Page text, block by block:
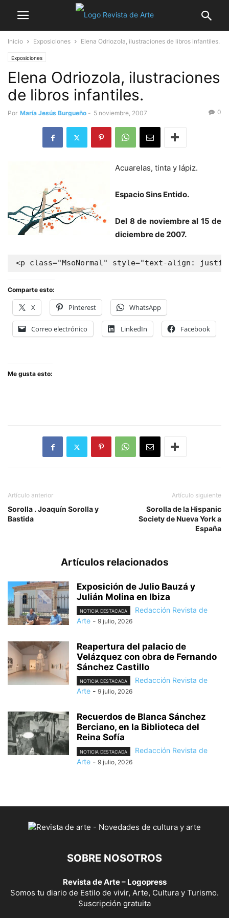
Inicio Exposiciones Elena Odriozola, ilustraciones de libros infantiles.
Exposiciones
Elena Odriozola, ilustraciones
de libros infantiles.
Por María Jesús Burgueño - 5 noviembre, 2007 0
Acuarelas, tinta y lápiz.
Espacio Sins Entido.
Del 8 de noviembre al 15 de
diciembre de 2007.
Comparte esto:
X Pinterest WhatsApp
Correo electrónico LinkedIn Facebook
Me gusta esto:
Artículo anterior
Sorolla . Joaquín Sorolla y
Bastida
Artículo siguiente
Sorolla de la Hispanic
Society de Nueva York a
España
Artículos relacionados
Exposición de Julio Bauzá y
Julián Molina en Ibiza
NOTICIA DESTACADA
Redacción Revista de
Arte - 9 julio, 2026
Reapertura del palacio de
Velázquez con obra de Fernando
Sánchez Castillo
NOTICIA DESTACADA
Redacción Revista de
Arte - 9 julio, 2026
Recuerdos de Blanca Sánchez
Berciano, en la Biblioteca del
Reina Sofía
NOTICIA DESTACADA
Redacción Revista de
Arte - 9 julio, 2026
SOBRE NOSOTROS
Revista de Arte – Logopress
Somos tu diario de Estilo de vivir, Arte, Cultura y Turismo.
Suscripción gratuita